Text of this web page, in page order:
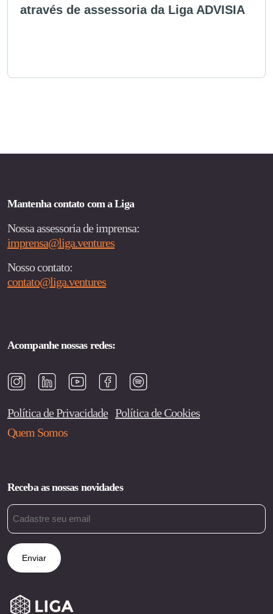
através de assessoria da Liga ADVISIA
Mantenha contato com a Liga
Nossa assessoria de imprensa:
imprensa@liga.ventures
Nosso contato:
contato@liga.ventures
Acompanhe nossas redes:
Política de Privacidade Política de Cookies
Quem Somos
Receba as nossas novidades
Email